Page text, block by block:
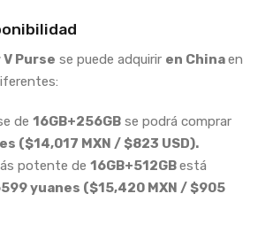
Purse se puede adquirir en Chinaen
de 16GB+256GB se podrá comprar
($14,017 MXN / $823 USD).
potente de 16GB+512GBestá
yuanes ($15,420 MXN / $905